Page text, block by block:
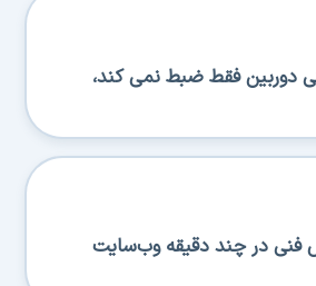
دوربین فقط ضبط نمی کند،
فنی در چند دقیقه وب‌سایت